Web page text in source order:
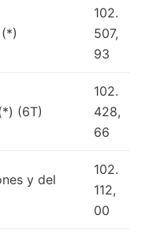
102.
507,
93
(6T)
102.
428,
66
y del
102.
112,
00